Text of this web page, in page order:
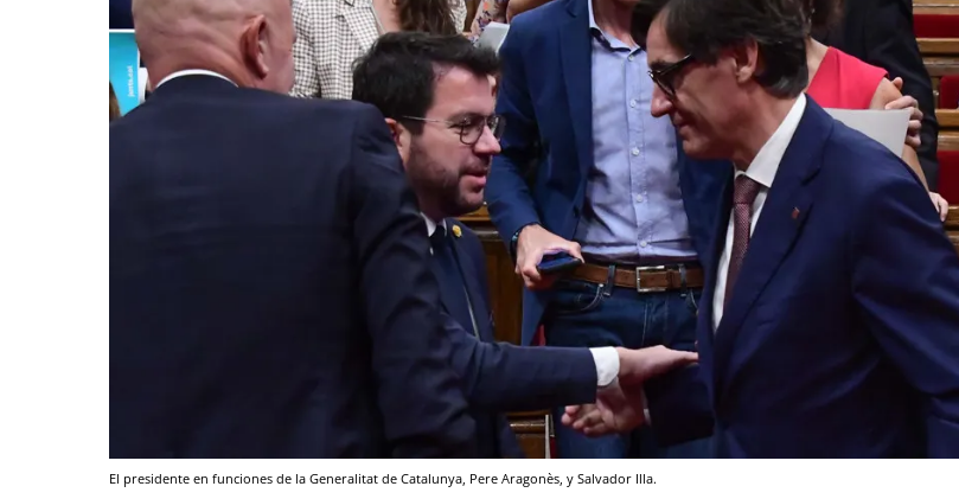
El presidente en funciones de la Generalitat de Catalunya, Pere Aragonès, y Salvador Illa.